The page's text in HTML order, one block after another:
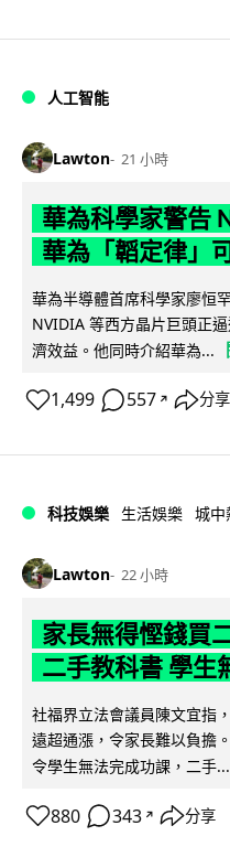
人工智能
Lawton 21 小時
華為科學家警告
華為「韜定律」
華為半導體首席科學家廖恒
NVIDIA 等西方晶片巨頭正
濟效益。他同時介紹華為...
1,499 557 ↗ 分享
科技娛樂 生活娛樂 城中
Lawton 22 小時
家長無得慳錢買
二手教科書 學生
社福界立法會議員陳文宜指
遠超通漲，令家長難以負擔
令學生無法完成功課，二手...
880 343 ↗ 分享